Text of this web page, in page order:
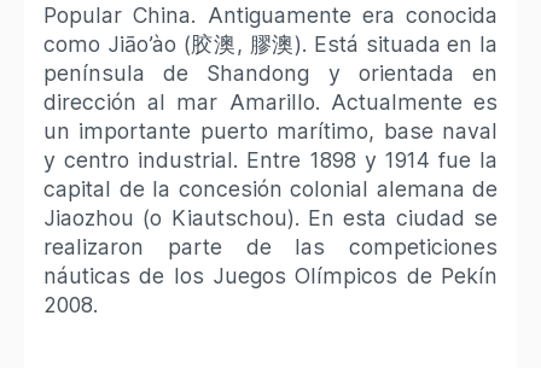
Popular China. Antiguamente era conocida
como Jiāo’ào (胶澳, 膠澳). Está situada en la
península de Shandong y orientada en
dirección al mar Amarillo. Actualmente es
un importante puerto marítimo, base naval
y centro industrial. Entre 1898 y 1914 fue la
capital de la concesión colonial alemana de
Jiaozhou (o Kiautschou). En esta ciudad se
realizaron parte de las competiciones
náuticas de los Juegos Olímpicos de Pekín
2008.